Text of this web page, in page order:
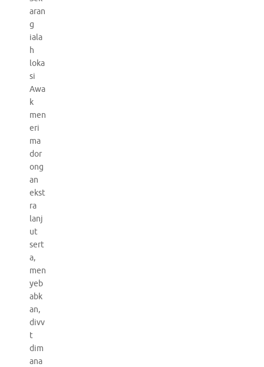
aran
g
iala
h
loka
si
Awa
k
men
eri
ma
dor
ong
an
ekst
ra
lanj
ut
sert
a,
men
yeb
abk
an,
divv
t
dim
ana